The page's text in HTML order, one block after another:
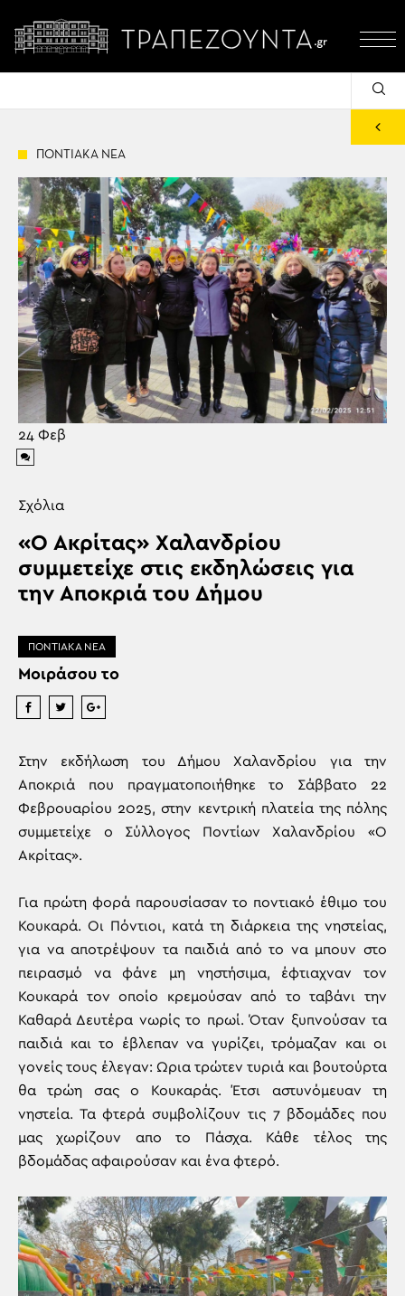
ΠΟΝΤΙΑΚΑ ΝΕΑ
24 Φεβ
Σχόλια
«Ο Ακρίτας» Χαλανδρίου
συμμετείχε στις εκδηλώσεις για
την Αποκριά του Δήμου
ΠΟΝΤΙΑΚΑ ΝΕΑ
Μοιράσου το
Στην εκδήλωση του Δήμου Χαλανδρίου για την
Αποκριά που πραγματοποιήθηκε το Σάββατο 22
Φεβρουαρίου 2025, στην κεντρική πλατεία της πόλης
συμμετείχε ο Σύλλογος Ποντίων Χαλανδρίου «Ο
Ακρίτας».
Για πρώτη φορά παρουσίασαν το ποντιακό έθιμο του
Κουκαρά. Οι Πόντιοι, κατά τη διάρκεια της νηστείας,
για να αποτρέψουν τα παιδιά από το να μπουν στο
πειρασμό να φάνε μη νηστήσιμα, έφτιαχναν τον
Κουκαρά τον οποίο κρεμούσαν από το ταβάνι την
Καθαρά Δευτέρα νωρίς το πρωί. Όταν ξυπνούσαν τα
παιδιά και το έβλεπαν να γυρίζει, τρόμαζαν και οι
γονείς τους έλεγαν: Ωρια τρώτεν τυριά και βουτούρτα
θα τρώη σας ο Κουκαράς. Έτσι αστυνόμευαν τη
νηστεία. Τα φτερά συμβολίζουν τις 7 βδομάδες που
μας χωρίζουν απο το Πάσχα. Κάθε τέλος της
βδομάδας αφαιρούσαν και ένα φτερό.